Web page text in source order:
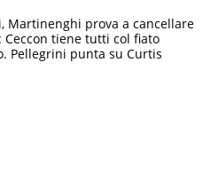
Martinenghi prova a cancellare
Ceccon tiene tutti col fiato
Pellegrini punta su Curtis